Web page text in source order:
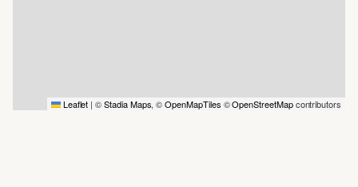
Leaflet | ©Stadia Maps, ©OpenMapTiles ©OpenStreetMapcontributors